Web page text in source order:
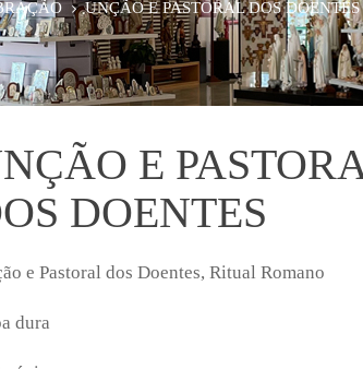
UNÇÃO E PASTORAL DOS DOENTES
E
DOENTES
e Pastoral dos Doentes, Ritual Romano
dura